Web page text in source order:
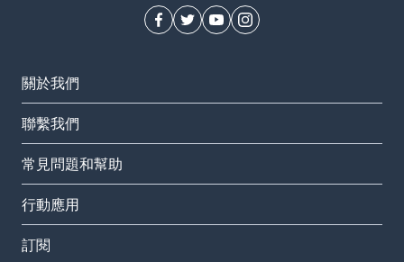
關於我們
聯繫我們
常見問題和幫助
行動應用
訂閱